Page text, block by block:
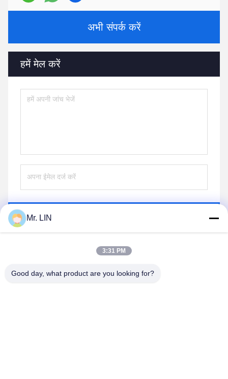
अभी संपर्क करें
हमें मेल करें
Mr. LIN
3:31 PM
Good day, what product are you looking for?